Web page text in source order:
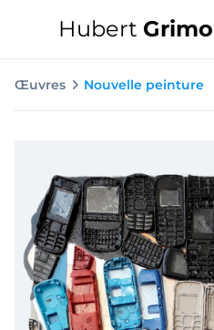
Hubert
Œuvres Nouvelle peinture